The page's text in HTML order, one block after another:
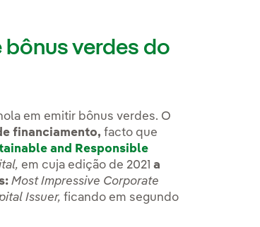
bônus verdes do
em emitir bônus verdes. O
financiamento, facto que
and Responsible
em cuja edição de 2021 a
Most Impressive Corporate
Issuer, ficando em segundo